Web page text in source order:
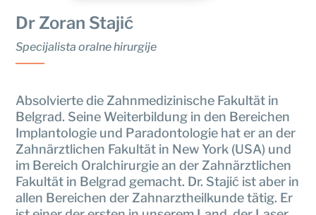
Dr Zoran Stajić
Specijalista oralne hirurgije
Absolvierte die Zahnmedizinische Fakultät in
Belgrad. Seine Weiterbildung in den Bereichen
Implantologie und Paradontologie hat er an der
Zahnärztlichen Fakultät in New York (USA) und
im Bereich Oralchirurgie an der Zahnärztlichen
Fakultät in Belgrad gemacht. Dr. Stajić ist aber in
allen Bereichen der Zahnarztheilkunde tätig. Er